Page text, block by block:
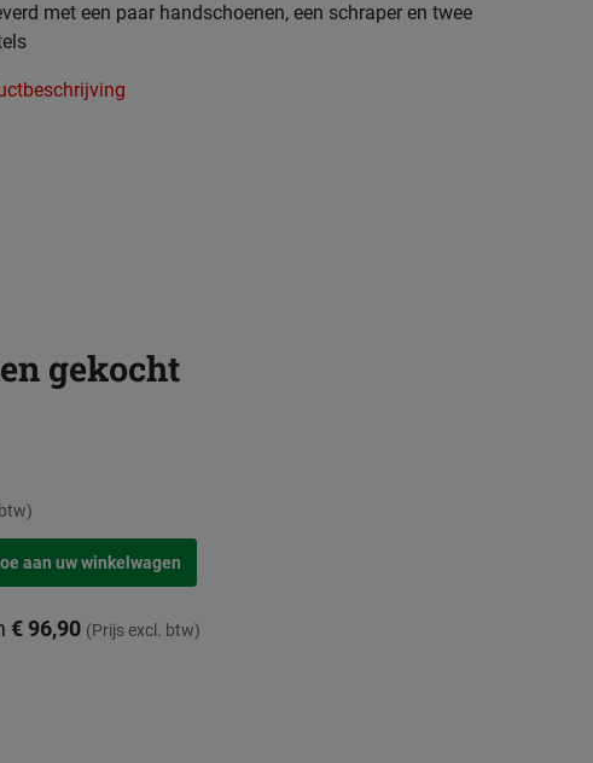
met een paar handschoenen, een schraper en twee
gekocht
€ 96,90 (Prijs excl. btw)